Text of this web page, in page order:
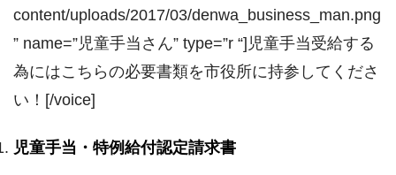
content/uploads/2017/03/denwa_business_man.png
” name=”児童手当さん” type=”r “]児童手当受給する
為にはこちらの必要書類を市役所に持参してくださ
い！[/voice]
児童手当・特例給付認定請求書